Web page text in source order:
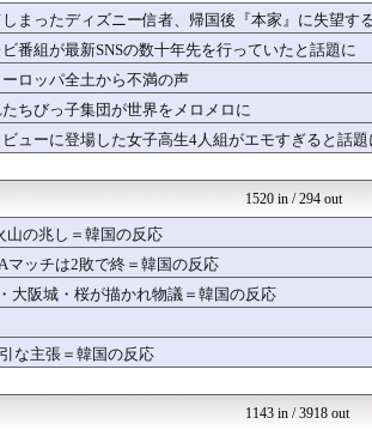
（海外の反応...
海外の反応スポーツ
が傾く」と...
韓国ニュース反応まとめ
ポーランドボール 翻訳
「毎...
』を急速に上げ...
クロード-韓国の反応ま
の好きなクラブ...
マニア・オブ・フットボ
、『グラミ...
日本と韓国は敵か？味方
ら…」→「完全に...
海外トークログ
」
海外の万国反応記＠海外
けない」
ニチカン！
ニー信者、帰...
【海外の反応】 パンドラ
味津々！（海外...
海外のお前ら 海外の反応
ンと逢う【ML...
ボールパーク速報 海外
中国人「森保...
じゃぽにか反応帳
しを仕掛け...
とする」
ガラパゴスジャパン - 海
のに二度と起...
Ask Reddit まと...
まったディズニー信者、帰国後『本家』に失望す
番組が最新SNSの数十年先を行っていたと話題に
ロッパ全土から不満の声
ちびっ子集団が世界をメロメロに
ューに登場した女子高生4人組がエモすぎると話題
1520 in / 294 out
山の兆し＝韓国の反応
ッチは2敗で終＝韓国の反応
大阪城・桜が描かれ物議＝韓国の反応
な主張＝韓国の反応
1143 in / 3918 out